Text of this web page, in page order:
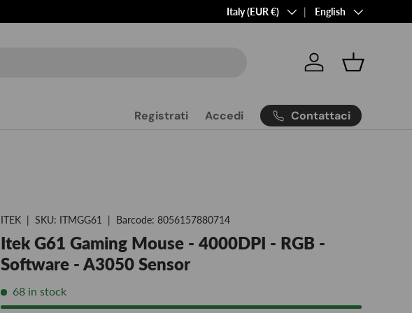
Country/Region
Italy (EUR €) Language
English
Log in Basket
Registrati Accedi Contattaci
ITEK | SKU: ITMGG61 | Barcode: 8056157880714
Itek G61 Gaming Mouse - 4000DPI - RGB -
Software - A3050 Sensor
68 in stock